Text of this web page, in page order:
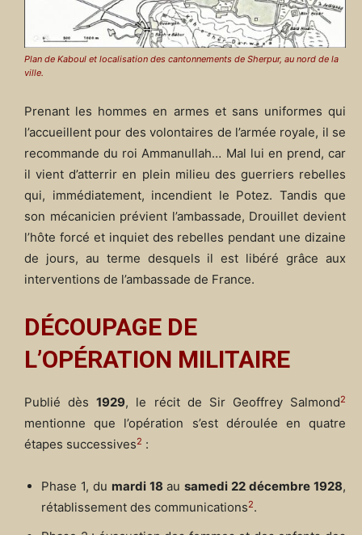
Plan de Kaboul et localisation des cantonnements de Sherpur, au nord de la
ville.
Prenant les hommes en armes et sans uniformes qui
l’accueillent pour des volontaires de l’armée royale, il se
recommande du roi Ammanullah… Mal lui en prend, car
il vient d’atterrir en plein milieu des guerriers rebelles
qui, immédiatement, incendient le Potez. Tandis que
son mécanicien prévient l’ambassade, Drouillet devient
l’hôte forcé et inquiet des rebelles pendant une dizaine
de jours, au terme desquels il est libéré grâce aux
interventions de l’ambassade de France.
DÉCOUPAGE DE
L’OPÉRATION MILITAIRE
Publié dès1929, le récit de Sir Geoffrey Salmond2
mentionne que l’opération s’est déroulée en quatre
étapes successives2 :
Phase 1, du mardi 18 ausamedi 22 décembre 1928,
rétablissement des communications2.